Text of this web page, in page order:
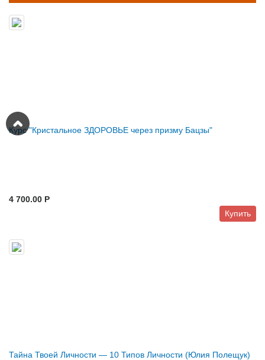
Курс "Кристальное ЗДОРОВЬЕ через призму Бацзы"
4 700.00 P
Купить
Тайна Твоей Личности — 10 Типов Личности (Юлия Полещук)